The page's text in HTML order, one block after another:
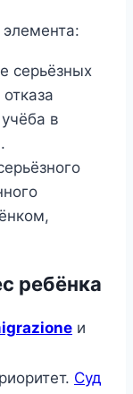
серьёзных
в
ребёнка
и
Суд